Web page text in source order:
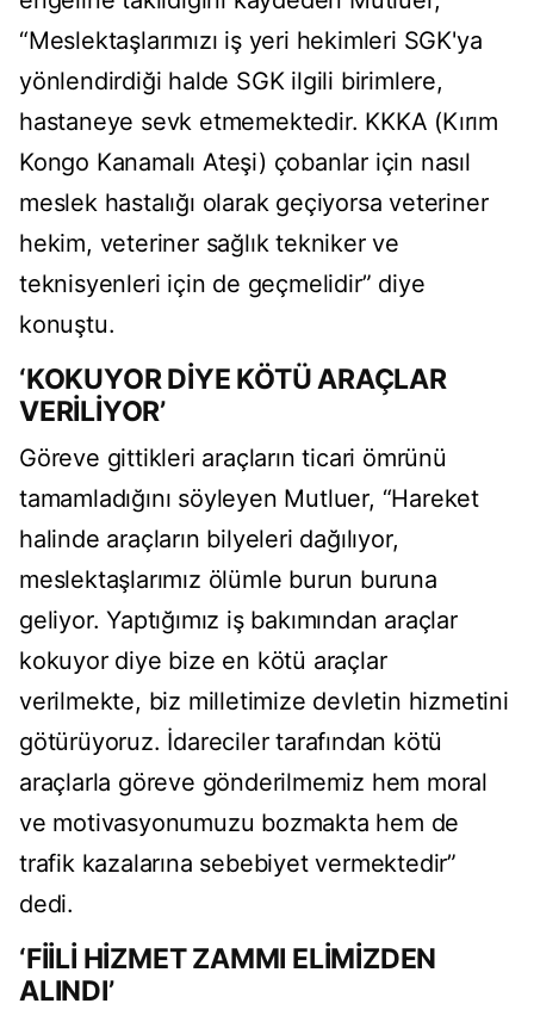
“Meslektaşlarımızı iş yeri hekimleri SGK'ya
yönlendirdiği halde SGK ilgili birimlere,
hastaneye sevk etmemektedir. KKKA (Kırım
Kongo Kanamalı Ateşi) çobanlar için nasıl
meslek hastalığı olarak geçiyorsa veteriner
hekim, veteriner sağlık tekniker ve
teknisyenleri için de geçmelidir” diye
konuştu.
‘KOKUYOR DİYE KÖTÜ ARAÇLAR
VERİLİYOR’
Göreve gittikleri araçların ticari ömrünü
tamamladığını söyleyen Mutluer, “Hareket
halinde araçların bilyeleri dağılıyor,
meslektaşlarımız ölümle burun buruna
geliyor. Yaptığımız iş bakımından araçlar
kokuyor diye bize en kötü araçlar
verilmekte, biz milletimize devletin hizmetini
götürüyoruz. İdareciler tarafından kötü
araçlarla göreve gönderilmemiz hem moral
ve motivasyonumuzu bozmakta hem de
trafik kazalarına sebebiyet vermektedir”
dedi.
‘FİİLİ HİZMET ZAMMI ELİMİZDEN
ALINDI’